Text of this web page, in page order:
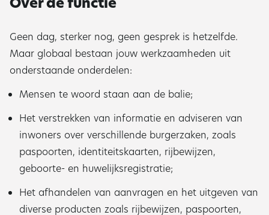
Geen dag, sterker nog, geen gesprek is hetzelfde.
Maar globaal bestaan jouw werkzaamheden uit
onderstaande onderdelen:
Mensen te woord staan aan de balie;
Het verstrekken van informatie en adviseren van
inwoners over verschillende burgerzaken, zoals
paspoorten, identiteitskaarten, rijbewijzen,
geboorte- en huwelijksregistratie;
Het afhandelen van aanvragen en het uitgeven van
diverse producten zoals rijbewijzen, paspoorten,